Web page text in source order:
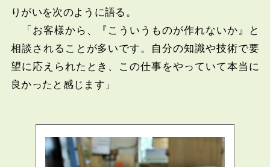
りがいを次のように語る。
「お客様から、『こういうものが作れないか』と
相談されることが多いです。自分の知識や技術で要
望に応えられたとき、この仕事をやっていて本当に
良かったと感じます」